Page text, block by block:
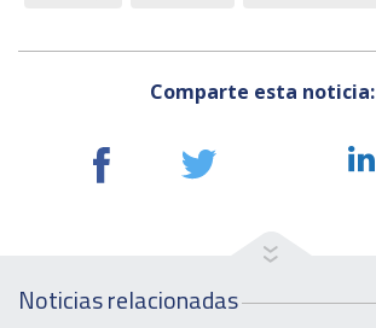
Comparte esta noticia:
Noticias relacionadas